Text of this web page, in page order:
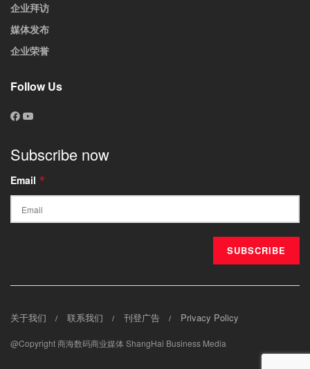
企业拜访
媒体发布
企业荣誉
Follow Us
Subscribe now
Email *
关于我们 联系我们 刊登广告 Privacy Policy
@Copyright 商海数码商业媒体 ShangHai Business Media